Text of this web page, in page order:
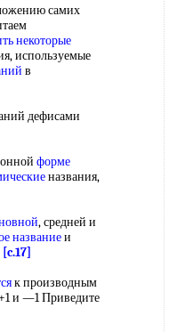
самих
некоторые
используемые
в
дефисами
форме
названия,
, средней и
названиеи
[c.17]
к производным
+1 и —1 Приведите